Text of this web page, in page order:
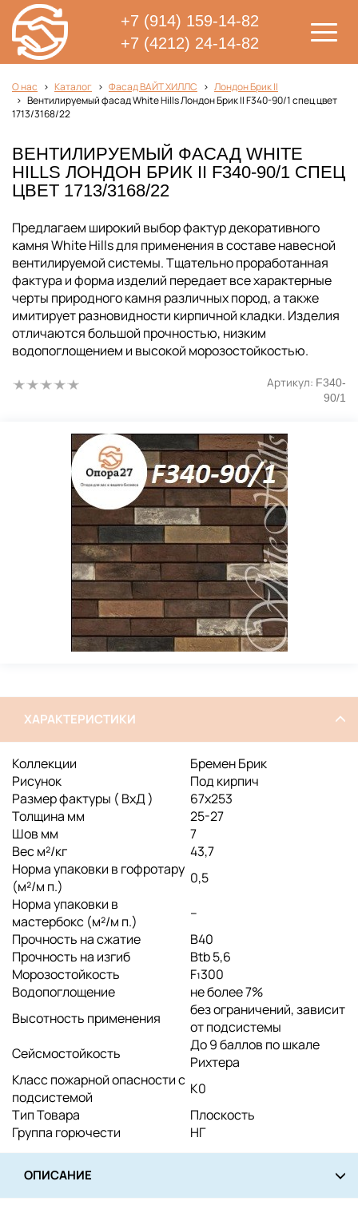
+7 (914) 159-14-82
+7 (4212) 24-14-82
О нас Каталог Фасад ВАЙТ ХИЛЛС
Лондон Брик II
Вентилируемый фасад White Hills Лондон Брик II F340-90/1 спец цвет
1713/3168/22
ВЕНТИЛИРУЕМЫЙ ФАСАД WHITE
HILLS ЛОНДОН БРИК II F340-90/1 СПЕЦ
ЦВЕТ 1713/3168/22
Предлагаем широкий выбор фактур декоративного
камня White Hills для применения в составе навесной
вентилируемой системы. Тщательно проработанная
фактура и форма изделий передает все характерные
черты природного камня различных пород, а также
имитирует разновидности кирпичной кладки. Изделия
отличаются большой прочностью, низким
водопоглощением и высокой морозостойкостью.
Артикул: F340-
90/1
ХАРАКТЕРИСТИКИ
Коллекции
Бремен Брик
Рисунок
Под кирпич
Размер фактуры ( ВхД )
67x253
Толщина мм
25-27
Шов мм
7
Вес м²/кг
43,7
Норма упаковки в гофротару
(м²/м п.)
0,5
Норма упаковки в
мастербокс (м²/м п.)
--
Прочность на сжатие
B40
Прочность на изгиб
Btb 5,6
Морозостойкость
F₁300
Водопоглощение
не более 7%
Высотность применения
без ограничений, зависит
от подсистемы
Сейсмостойкость
До 9 баллов по шкале
Рихтера
Класс пожарной опасности с
подсистемой
K0
Тип Товара
Плоскость
Группа горючести
НГ
ОПИСАНИЕ